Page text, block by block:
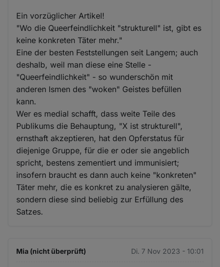
Ein vorzüglicher Artikel!
"Wo die Queerfeindlichkeit "strukturell" ist, gibt es
keine konkreten Täter mehr."
Eine der besten Feststellungen seit Langem; auch
deshalb, weil man diese eine Stelle -
"Queerfeindlichkeit" - so wunderschön mit
anderen Ismen des "woken" Geistes befüllen
kann.
Wer es medial schafft, dass weite Teile des
Publikums die Behauptung, "X ist strukturell",
ernsthaft akzeptieren, hat den Opferstatus für
diejenige Gruppe, für die er oder sie angeblich
spricht, bestens zementiert und immunisiert;
insofern braucht es dann auch keine "konkreten"
Täter mehr, die es konkret zu analysieren gälte,
sondern diese sind beliebig zur Erfüllung des
Satzes.
Mia (nicht überprüft) Di. 7 Nov 2023 - 10:01